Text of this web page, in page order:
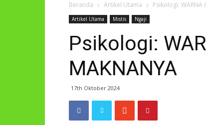
Beranda Artikel Utama Psikologi: WARNA
Artikel Utama Mistis Ngaji
Psikologi:
MAKNANYA
17th Oktober 2024